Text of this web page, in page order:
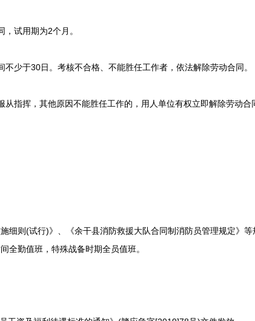
试用期为2个月。
于30日。考核不合格、不能胜任工作者，依法解除劳动合同。
挥，其他原因不能胜任工作的，用人单位有权立即解除劳动合
则(试行)》、《余干县消防救援大队合同制消防员管理规定》等
全勤值班，特殊战备时期全员值班。